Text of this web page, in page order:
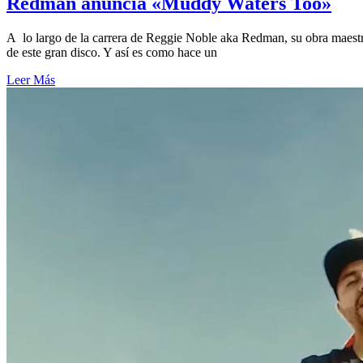
A lo largo de la carrera de Reggie Noble aka Redman, su obra
de este gran disco. Y así es como hace un
Leer Más